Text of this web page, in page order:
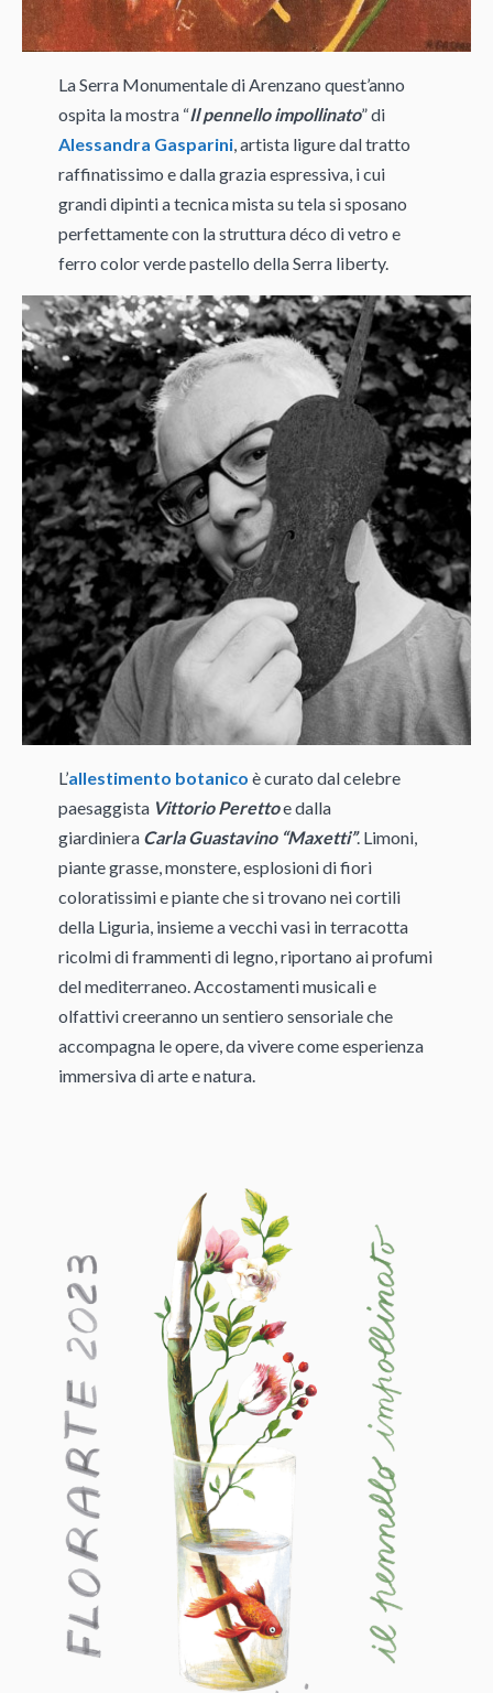
La Serra Monumentale di Arenzano quest’anno
ospita la mostra “Il pennello impollinato” di
Alessandra Gasparini, artista ligure dal tratto
raffinatissimo e dalla grazia espressiva, i cui
grandi dipinti a tecnica mista su tela si sposano
perfettamente con la struttura déco di vetro e
ferro color verde pastello della Serra liberty.
L’allestimento botanico è curato dal celebre
paesaggista Vittorio Perettoe dalla
giardiniera Carla Guastavino “Maxetti”. Limoni,
piante grasse, monstere, esplosioni di fiori
coloratissimi e piante che si trovano nei cortili
della Liguria, insieme a vecchi vasi in terracotta
ricolmi di frammenti di legno, riportano ai profumi
del mediterraneo. Accostamenti musicali e
olfattivi creeranno un sentiero sensoriale che
accompagna le opere, da vivere come esperienza
immersiva di arte e natura.